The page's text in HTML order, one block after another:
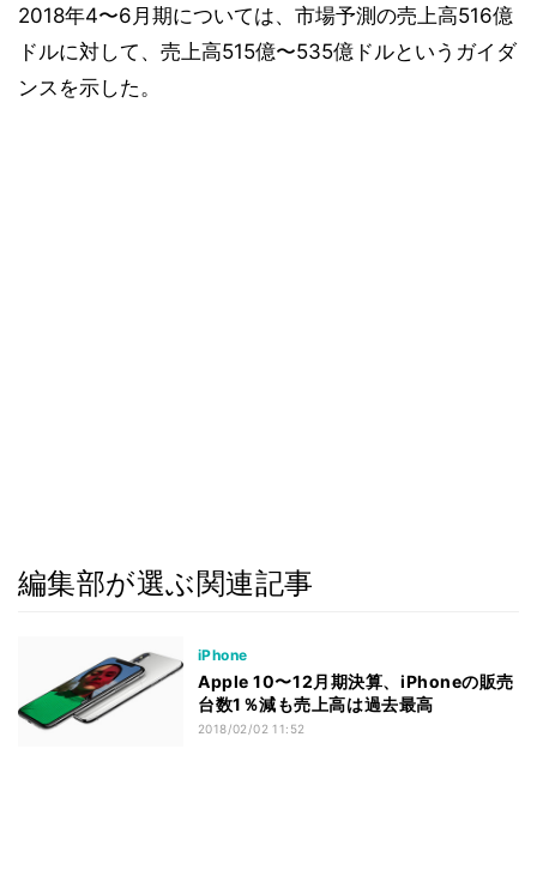
2018年4〜6月期については、市場予測の売上高516億
ドルに対して、売上高515億〜535億ドルというガイダ
ンスを示した。
編集部が選ぶ関連記事
iPhone
Apple 10〜12月期決算、iPhoneの販売
台数1％減も売上高は過去最高
2018/02/02 11:52